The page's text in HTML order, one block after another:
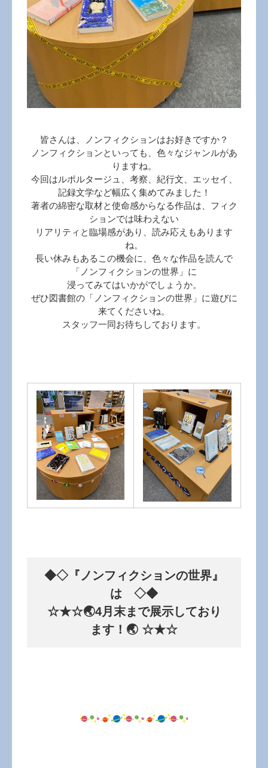
皆さんは、ノンフィクションはお好きですか？
ノンフィクションといっても、色々なジャンルがあ
りますね。
今回はルポルタージュ、考察、紀行文、エッセイ、
記録文学など幅広く集めてみました！
著者の綿密な取材と使命感からなる作品は、フィク
ションでは味わえない
リアリティと臨場感があり、読み応えもあります
ね。
長い休みもあるこの機会に、色々な作品を読んで
「ノンフィクションの世界」に
浸ってみてはいかがでしょうか。
ぜひ図書館の「ノンフィクションの世界」に遊びに
来てくださいね。
スタッフ一同お待ちしております。
◆◇『ノンフィクションの世界』
は ◇◆
☆★☆🌏4月末まで展示しており
ます！🌏 ☆★☆